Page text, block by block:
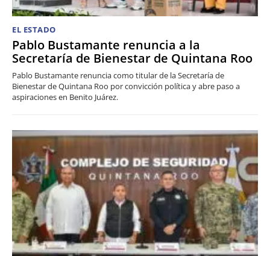
EL ESTADO
Pablo Bustamante renuncia a la
Secretaría de Bienestar de Quintana Roo
Pablo Bustamante renuncia como titular de la Secretaría de
Bienestar de Quintana Roo por convicción política y abre paso a
aspiraciones en Benito Juárez.